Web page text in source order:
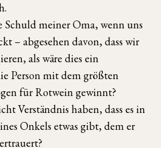
meiner Oma, wenn uns
– abgesehen davon, dass wir
als wäre dies ein
Person mit dem größten
für Rotwein gewinnt?
Verständnis haben, dass es in
Onkels etwas gibt, dem er